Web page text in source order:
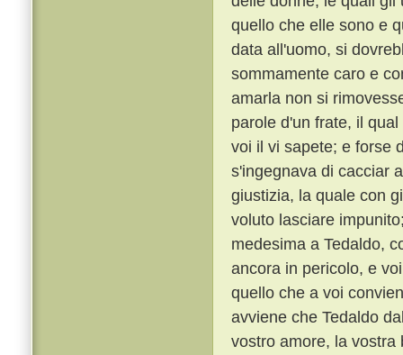
quello che elle sono e
data all'uomo, si
sommamente caro e
amarla non si
parole d'un frate, il
voi il vi sapete; e forse
s'ingegnava di cacciar
giustizia, la quale con
voluto lasciare
medesima a Tedaldo,
ancora in pericolo, e
quello che a voi
avviene che Tedaldo
vostro amore, la vostra